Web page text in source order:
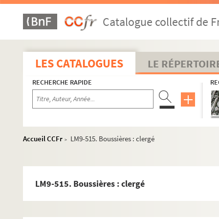
Catalogue collectif de
LES CATALOGUES LE
RECHERCHE RAPIDE
Accueil CCFr >
LM9-515. Boussières : clergé
LM9-515. Boussières : clergé